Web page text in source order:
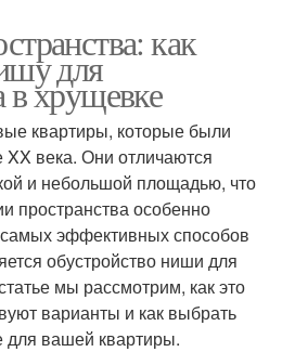
как
для
в хрущевке
квартиры, которые были
века. Они отличаются
и небольшой площадью, что
пространства особенно
эффективных способов
обустройство ниши для
мы рассмотрим, как это
варианты и как выбрать
вашей квартиры.